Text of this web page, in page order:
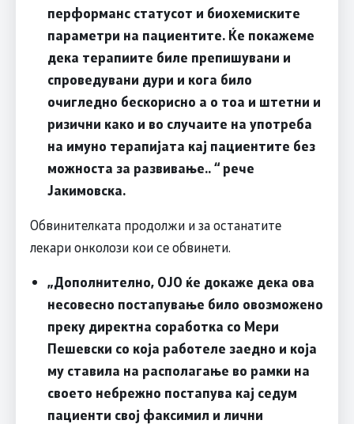
перформанс статусот и биохемиските
параметри на пациентите. Ќе покажеме
дека терапиите биле препишувани и
спроведувани дури и кога било
очигледно бескорисно а о тоа и штетни и
ризични како и во случаите на употреба
на имуно терапијата кај пациентите без
можноста за развивање.. “ рече
Јакимовска.
Обвинителката продолжи и за останатите
лекари онколози кои се обвинети.
„Дополнително, ОЈО ќе докаже дека ова
несовесно постапување било овозможено
преку директна соработка со Мери
Пешевски со која работеле заедно и која
му ставила на располагање во рамки на
своето небрежно постапува кај седум
пациенти свој факсимил и лични